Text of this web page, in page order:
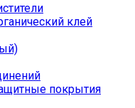
клей
покрытия